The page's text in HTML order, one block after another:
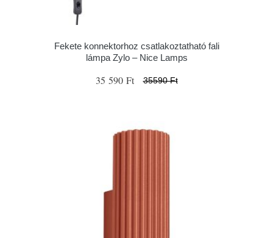
Fekete konnektorhoz csatlakoztatható fali
lámpa Zylo – Nice Lamps
35 590 Ft 35590 Ft